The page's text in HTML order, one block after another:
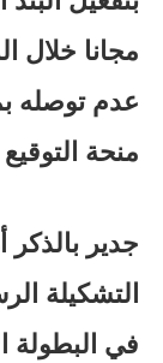
مجانا خلال
عدم توصله
منحة
جدير
التشكيلة
في البطولة